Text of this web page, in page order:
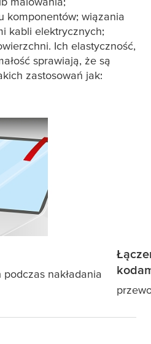
komponentów; wiązania
kabli elektrycznych;
Ich elastyczność,
sprawiają, że są
zastosowań jak:
nakładania